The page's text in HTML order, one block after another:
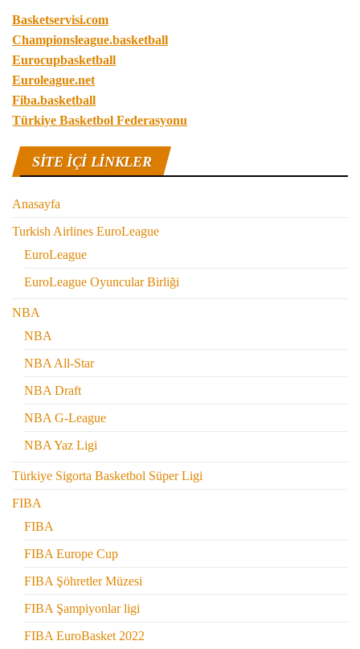
Basketservisi.com
Championsleague.basketball
Eurocupbasketball
Euroleague.net
Fiba.basketball
Türkiye Basketbol Federasyonu
SITE IÇI LINKLER
Anasayfa
Turkish Airlines EuroLeague
EuroLeague
EuroLeague Oyuncular Birliği
NBA
NBA
NBA All-Star
NBA Draft
NBA G-League
NBA Yaz Ligi
Türkiye Sigorta Basketbol Süper Ligi
FIBA
FIBA
FIBA Europe Cup
FIBA Şöhretler Müzesi
FIBA Şampiyonlar ligi
FIBA EuroBasket 2022